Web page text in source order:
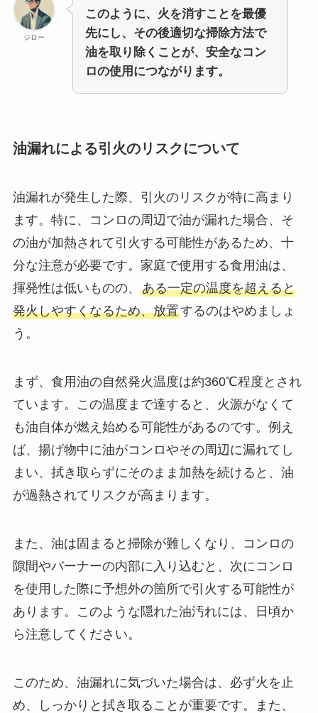
ジロー
このように、火を消すことを最優
先にし、その後適切な掃除方法で
油を取り除くことが、安全なコン
ロの使用につながります。
油漏れによる引火のリスクについて
油漏れが発生した際、引火のリスクが特に高まり
ます。特に、コンロの周辺で油が漏れた場合、そ
の油が加熱されて引火する可能性があるため、十
分な注意が必要です。家庭で使用する食用油は、
揮発性は低いものの、 ある一定の温度を超えると
発火しやすくなるため、放置するのはやめましょ
う。
まず、食用油の自然発火温度は約360℃程度とされ
ています。この温度まで達すると、火源がなくて
も油自体が燃え始める可能性があるのです。例え
ば、揚げ物中に油がコンロやその周辺に漏れてし
まい、拭き取らずにそのまま加熱を続けると、油
が過熱されてリスクが高まります。
また、油は固まると掃除が難しくなり、コンロの
隙間やバーナーの内部に入り込むと、次にコンロ
を使用した際に予想外の箇所で引火する可能性が
あります。このような隠れた油汚れには、日頃か
ら注意してください。
このため、油漏れに気づいた場合は、必ず火を止
め、しっかりと拭き取ることが重要です。また、